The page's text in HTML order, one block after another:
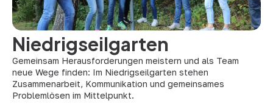
Niedrigseilgarten
Gemeinsam Herausforderungen meistern und als Team
neue Wege finden: Im Niedrigseilgarten stehen
Zusammenarbeit, Kommunikation und gemeinsames
Problemlösen im Mittelpunkt.